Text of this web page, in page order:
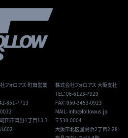
フォロアス 町田営業
851-7713
田市森野1丁目13-3
602
株式会社フォロアス 大阪支社
TEL：06-6123-7929
FAX：050-3453-0923
MAIL： info@followus.jp
〒530-0004
大阪市北区堂島浜2丁目2-28